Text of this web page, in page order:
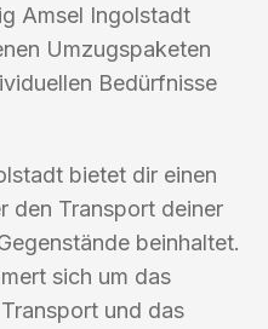
Amsel Ingolstadt
Umzugspaketen
Bedürfnisse
bietet dir einen
den Transport deiner
beinhaltet.
sich um das
und das